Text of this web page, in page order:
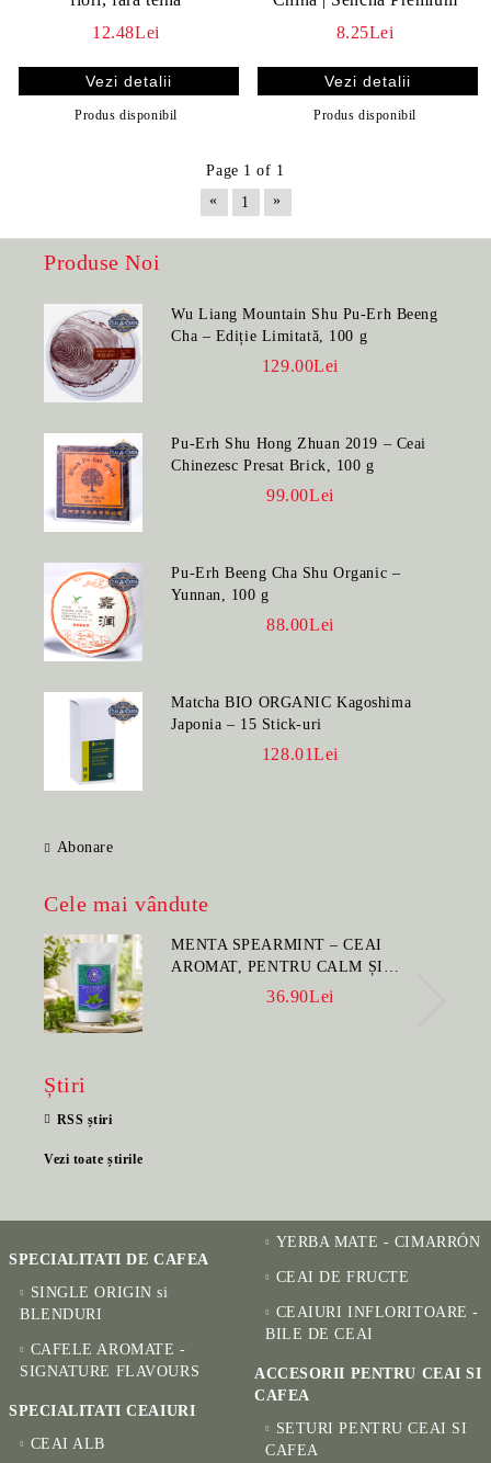
12.48Lei
Vezi detalii
Produs disponibil
8.25Lei
Vezi detalii
Produs disponibil
Page 1 of 1
«
1 »
Produse Noi
Wu Liang Mountain Shu Pu-Erh Beeng
Cha – Ediție Limitată, 100 g
129.00Lei
Pu-Erh Shu Hong Zhuan 2019 – Ceai
Chinezesc Presat Brick, 100 g
99.00Lei
Pu-Erh Beeng Cha Shu Organic –
Yunnan, 100 g
88.00Lei
Matcha BIO ORGANIC Kagoshima
Japonia – 15 Stick-uri
128.01Lei
Abonare
Cele mai vândute
MENTA SPEARMINT – CEAI
AROMAT, PENTRU CALM ȘI
BENEFIC PENTRU SĂNĂTATE
36.90Lei
Știri
RSS știri
Vezi toate știrile
SPECIALITATI DE CAFEA
SINGLE ORIGIN si
BLENDURI
CAFELE AROMATE -
SIGNATURE FLAVOURS
SPECIALITATI CEAIURI
CEAI ALB
YERBA MATE - CIMARRÓN
CEAI DE FRUCTE
CEAIURI INFLORITOARE -
BILE DE CEAI
ACCESORII PENTRU CEAI SI
CAFEA
SETURI PENTRU CEAI SI
CAFEA